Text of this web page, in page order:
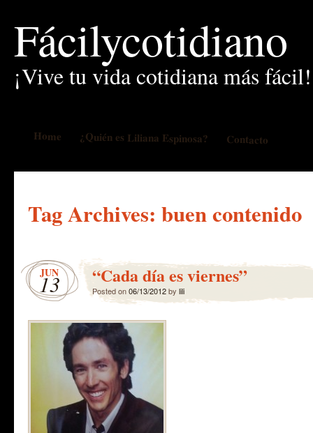
Fácilycotidiano
¡Vive tu vida cotidiana más fácil!
Home ¿Quién es Liliana Espinosa? Contacto
Tag Archives: buen contenido
JUN
13 “Cada día es viernes”
Posted on06/13/2012by lili